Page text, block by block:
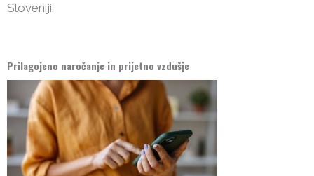
Sloveniji.
Prilagojeno naročanje in prijetno vzdušje